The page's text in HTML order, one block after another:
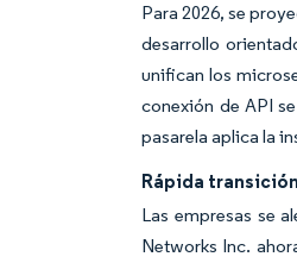
Para 2026, se
desarrollo
unifican los
conexión de API
pasarela aplica la
Rápida
Las empresas se
Networks Inc.